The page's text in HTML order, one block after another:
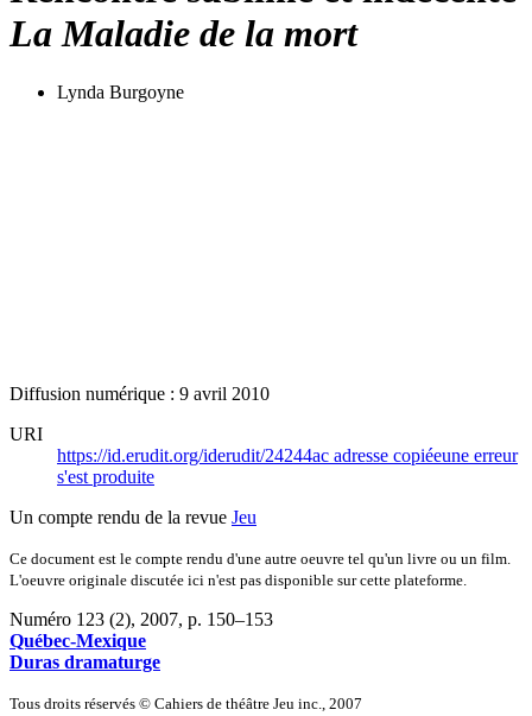
La Maladie de la mort
Lynda Burgoyne
Diffusion numérique : 9 avril 2010
URI
https://id.erudit.org/iderudit/24244ac adresse copiéeune erreur
s'est produite
Un compte rendu de la revue Jeu
Ce document est le compte rendu d'une autre oeuvre tel qu'un livre ou un film.
L'oeuvre originale discutée ici n'est pas disponible sur cette plateforme.
Numéro 123 (2), 2007, p. 150–153
Québec-Mexique
Duras dramaturge
Tous droits réservés © Cahiers de théâtre Jeu inc., 2007